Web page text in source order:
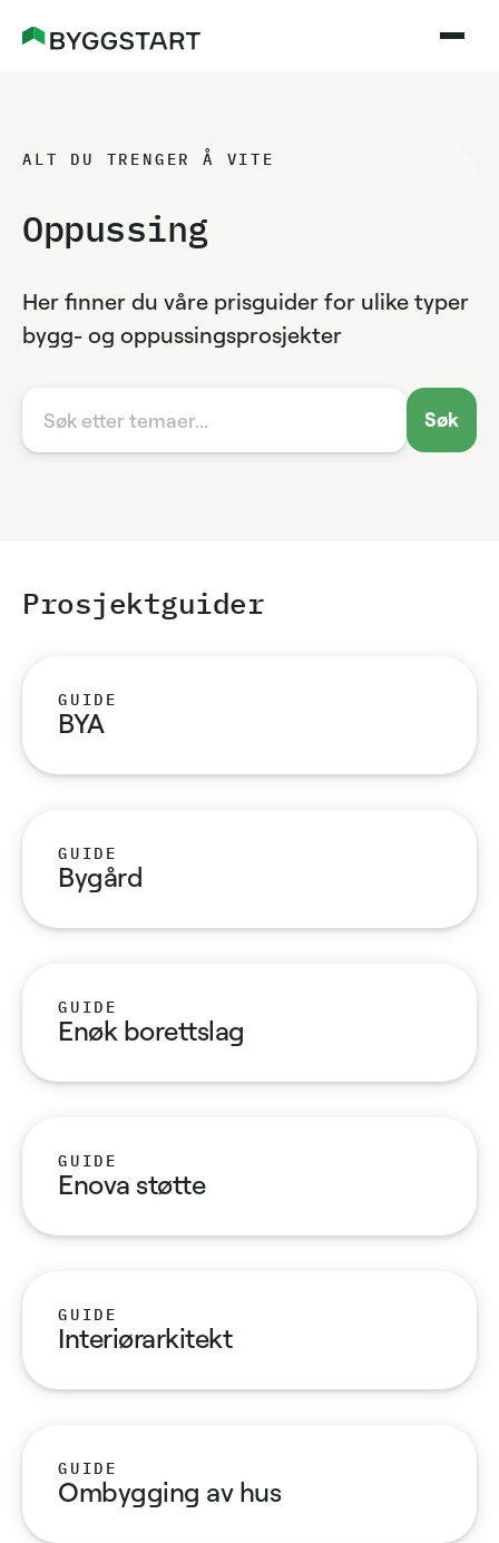
ALT DU TRENGER Å VITE
Oppussing
Her finner du våre prisguider for ulike typer
bygg- og oppussingsprosjekter
Prosjekt­guider
GUIDE
BYA
GUIDE
Bygård
GUIDE
Enøk borettslag
GUIDE
Enova støtte
GUIDE
Interiørarkitekt
GUIDE
Ombygging av hus